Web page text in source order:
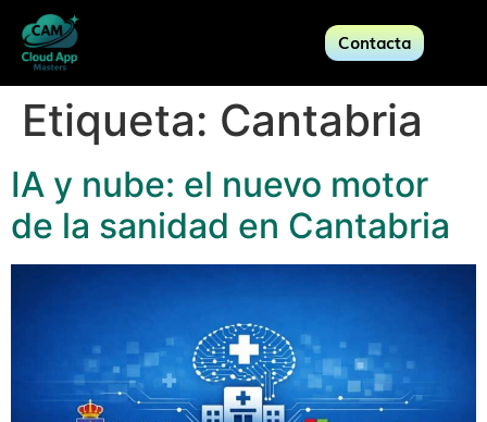
Contacta
Etiqueta: Cantabria
IA y nube: el nuevo motor
de la sanidad en Cantabria